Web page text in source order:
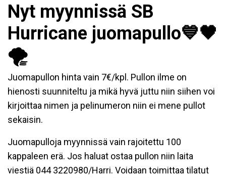
Nyt myynnissä SB
Hurricane juomapullo💙🖤
🌪
Juomapullon hinta vain 7€/kpl. Pullon ilme on
hienosti suunniteltu ja mikä hyvä juttu niin siihen voi
kirjoittaa nimen ja pelinumeron niin ei mene pullot
sekaisin.
Juomapulloja myynnissä vain rajoitettu 100
kappaleen erä. Jos haluat ostaa pullon niin laita
viestiä 044 3220980/Harri. Voidaan toimittaa tilatut